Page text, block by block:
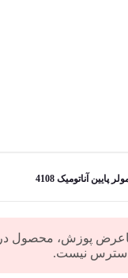
آناتومیک 4108
پوزش، محصول در
نیست.